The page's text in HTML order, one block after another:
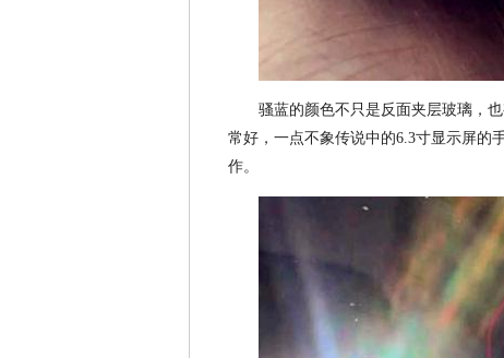
骚蓝的颜色不只是反面夹层玻璃，
常好，一点不象传说中的6.3寸显示屏的
作。